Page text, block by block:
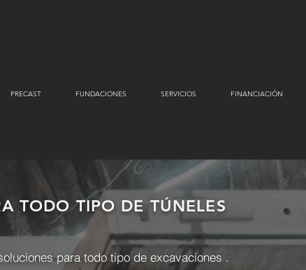
PRECAST FUNDACIONES SERVICIOS FINANCIACIÓN
TODO TIPO DE TÚNELES
para todo tipo de excavaciones .